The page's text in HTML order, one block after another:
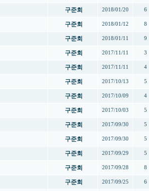
구준회 2018/01/20 6
구준회 2018/01/12 8
구준회 2018/01/11 9
구준회 2017/11/11 3
구준회 2017/11/11 4
구준회 2017/10/13 5
구준회 2017/10/09 4
구준회 2017/10/03 5
구준회 2017/09/30 5
구준회 2017/09/30 5
구준회 2017/09/29 5
구준회 2017/09/28 8
구준회 2017/09/25 6